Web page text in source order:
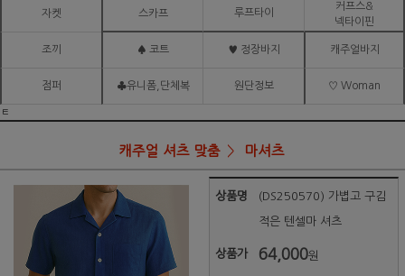
자켓 스카프 루프타이
커프스&
넥타이핀
조끼 ♠ 코트 ♥ 정장바지 캐주얼바지
점퍼 ♣유니폼,단체복 원단정보 ♡ Woman
ㅌ
캐주얼 셔츠 맞춤 마셔츠
상품명 (DS250570) 가볍고 구김
적은 텐셀마 셔츠
상품가 64,000원